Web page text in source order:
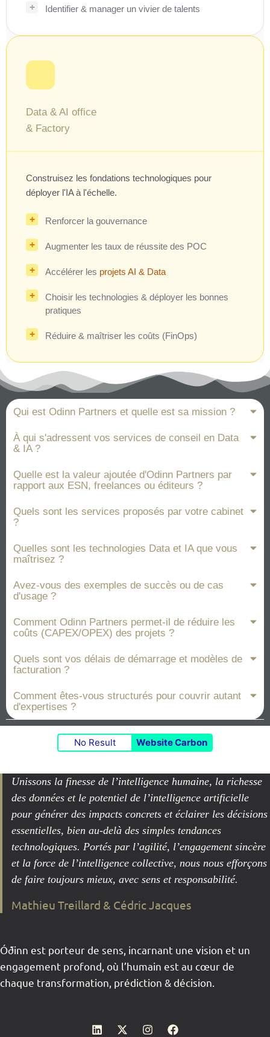
Identifier & manager un vivier de talents
Data & AI office
& Factory
Construisez les fondations technologiques pour
déployer l'IA à l'échelle.
Renforcer la gouvernance
Augmenter les taux de réussite des POC
Accélérer les projets AI & Data
Choisir les technologies & déployer les bonnes
pratiques
Réduire & maîtriser les coûts (FinOps)
Qui est Odinn Partners et quelle est sa mission ?
À qui s'adressent vos services de conseil en Data
& IA ?
Quelle est la valeur ajoutée d'Odinn Partners par
rapport aux ESN, freelances ou éditeurs ?
Quels sont les services proposés par votre cabinet
?
Quelles sont les technologies Data et IA que vous
maîtrisez ?
Avez-vous des exemples de succès ou de cas
d'usage ?
Comment Odinn Partners permet-il de réduire les
coûts (CAPEX/OPEX) des projets ?
Quels sont vos délais de démarrage et modèles de
facturation ?
Comment êtes-vous structurés pour couvrir autant
d'expertises ?
No Result Website Carbon
Unissons la finesse de l’intelligence humaine, la richesse
des données et le potentiel de l’intelligence artificielle
pour générer des impacts concrets et éclairer les décisions
essentielles, bien au-delà des simples tendances
technologiques. Portés par l’agilité, l’engagement sincère
et la force de l’intelligence collective, nous nous efforçons
de faire toujours mieux, avec sens et responsabilité.
Mathieu Treillard & Cédric Jacques
Óðinn est porteur de sens, incarnant une vision et un
engagement profond, où l’humain est au cœur de
chaque transformation, prédiction & décision.